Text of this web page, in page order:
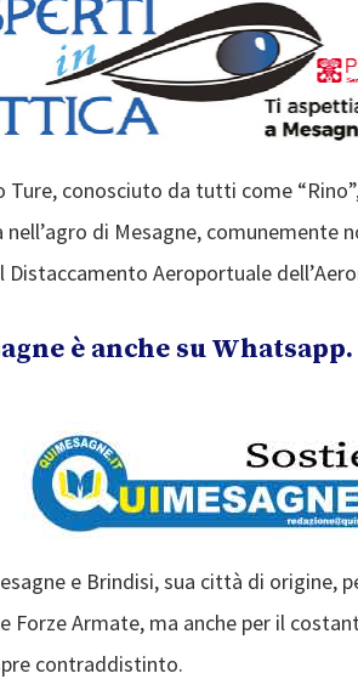
Ture, conosciuto da tutti come
di Mesagne, comunemente
Aeroportuale
è anche su
e Brindisi, sua città di origine,
Forze Armate, ma anche per il
contraddistinto.